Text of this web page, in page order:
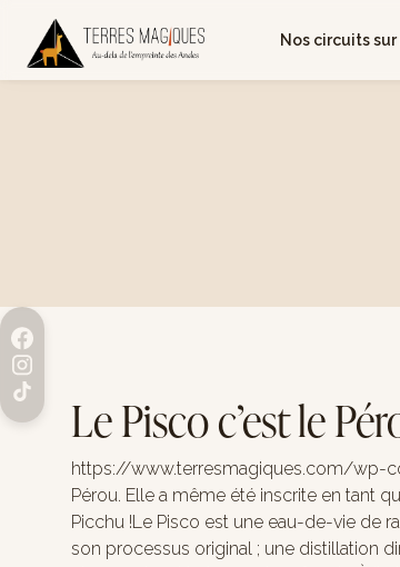
Nos circuits
Le Pisco c’est le
https://www.terresmagiques.com/wp-
Pérou. Elle a même été inscrite en tant
Picchu !Le Pisco est une eau-de-vie de
son processus original ; une distillation